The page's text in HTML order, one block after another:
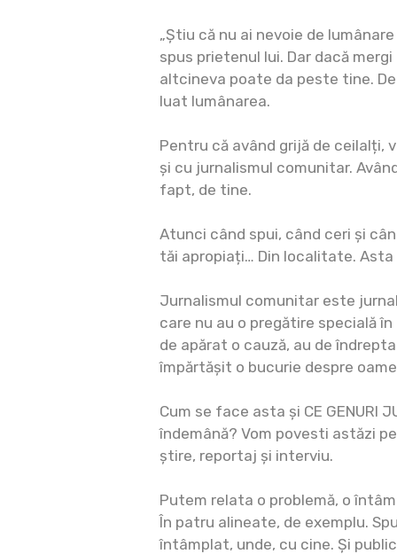
„Știu că nu ai nevoie de
spus prietenul lui. Dar dacă
altcineva poate da peste tine.
luat lumânarea.
Pentru că având grijă de ceilalți,
și cu jurnalismul comunitar.
fapt, de tine.
Atunci când spui, când ceri și
tăi apropiați… Din localitate.
Jurnalismul comunitar este
care nu au o pregătire specială
de apărat o cauză, au de
împărtășit o bucurie despre
Cum se face asta și CE GENURI
îndemână? Vom povesti astăzi
știre, reportaj și interviu.
Putem relata o problemă, o
În patru alineate, de exemplu.
întâmplat, unde, cu cine. Și